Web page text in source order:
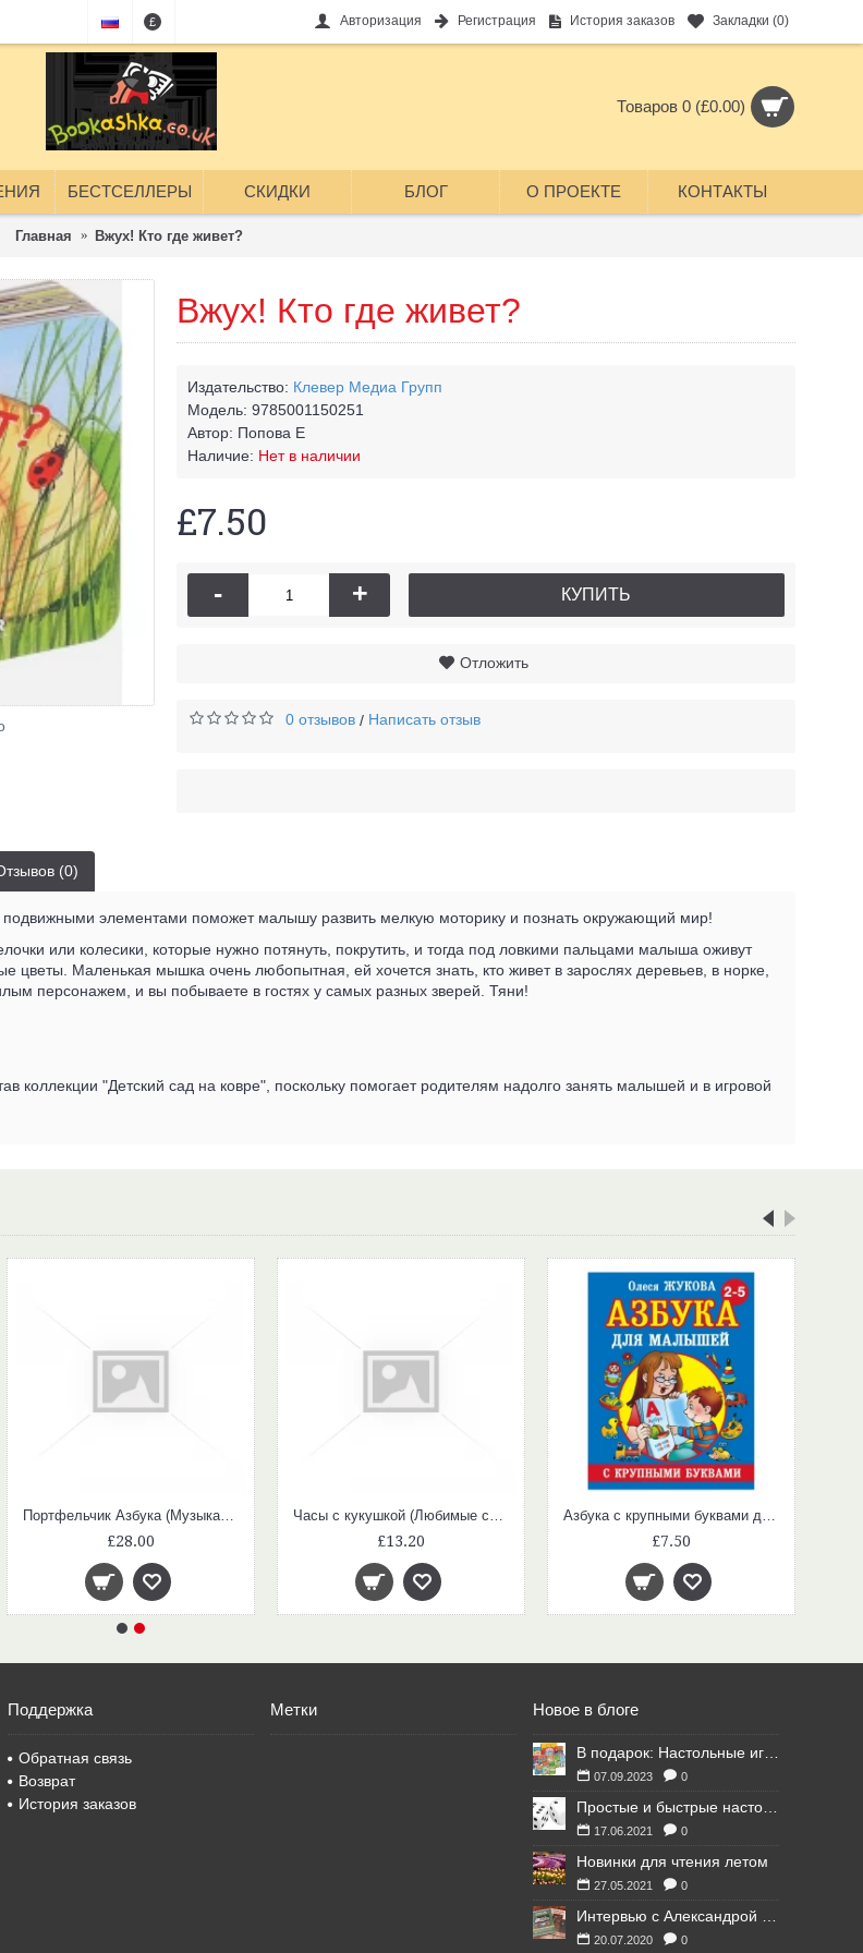
£ Авторизация Регистрация История заказов Закладки (0)
Товаров 0 (£0.00)
БЕСТСЕЛЛЕРЫ СКИДКИ БЛОГ О ПРОЕКТЕ КОНТАКТЫ
Главная Вжух! Кто где живет?
Вжух! Кто где живет?
Издательство: Клевер Медиа Групп
Модель: 9785001150251
Автор: Попова Е
Наличие: Нет в наличии
£7.50
- + КУПИТЬ
Отложить
0 отзывов / Написать отзыв
(0)
подвижными элементами поможет малышу развить мелкую моторику и познать окружающий мир!
или колесики, которые нужно потянуть, покрутить, и тогда под ловкими пальцами малыша оживут
цветы. Маленькая мышка очень любопытная, ей хочется знать, кто живет в зарослях деревьев, в норке,
персонажем, и вы побываете в гостях у самых разных зверей. Тяни!
коллекции "Детский сад на ковре", поскольку помогает родителям надолго занять малышей и в игровой
Портфельчик Азбука (Музыкальные пазлы)
£28.00
Часы с кукушкой (Любимые сказки о животных)
£13.20
Азбука с крупными буквами для малышей
£7.50
Поддержка
Обратная связь
Возврат
История заказов
Метки Новое в блоге
07.09.2023 0
17.06.2021 0
Новинки для чтения летом
27.05.2021 0
20.07.2020 0